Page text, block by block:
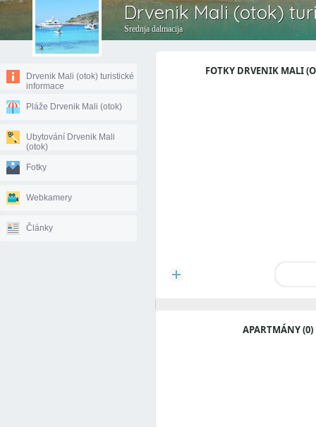
Drvenik Mali (otok)
Srednja dalmacija
Drvenik Mali (otok) turistické
informace
Pláže Drvenik Mali (otok)
Ubytování Drvenik Mali
(otok)
Fotky
Webkamery
Články
FOTKY DRVENIK MALI
APARTMÁNY (0)